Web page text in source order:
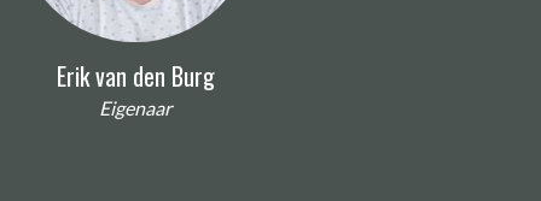
Erik van den Burg
Eigenaar